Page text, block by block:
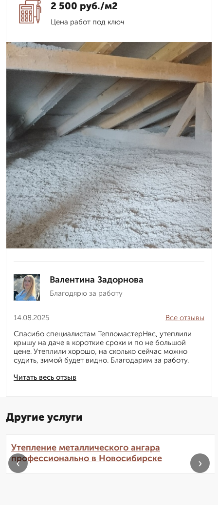
2 500 руб./м2
Цена работ под ключ
Валентина Задорнова
Благодярю за работу
14.08.2025
Читать весь отзыв
Все отзывы
Спасибо специалистам ТепломастерНвс, утеплили
крышу на даче в короткие сроки и по не большой
цене. Утеплили хорошо, на сколько сейчас можно
судить, зимой будет видно. Благодарим за работу.
Другие услуги
Утепление металлического ангара
профессионально в Новосибирске
‹ ›